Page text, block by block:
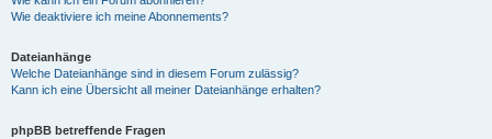
Wie deaktiviere ich meine Abonnements?
Dateianhänge
Welche Dateianhänge sind in diesem Forum zulässig?
Kann ich eine Übersicht all meiner Dateianhänge erhalten?
phpBB betreffende Fragen